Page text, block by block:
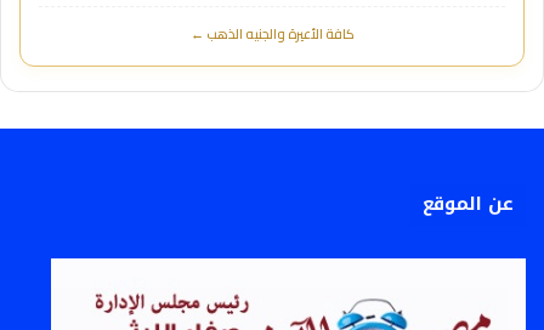
كافة الأعيرة والجنيه الذهب ←
عن الموقع